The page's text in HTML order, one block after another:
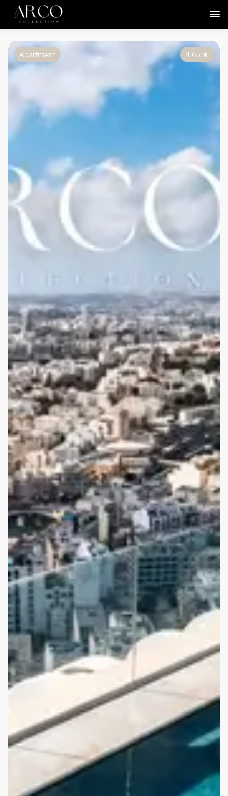
4.65 ★
Apartment